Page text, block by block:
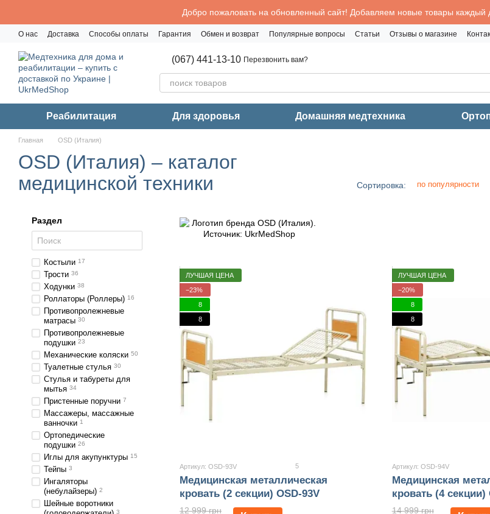
Добро пожаловать на обновленный сайт! Добавляем новые товары каждый
О нас Доставка Способы оплаты Гарантия Обмен и возврат Популярные вопросы Статьи Отзывы о магазине
(067) 441-13-10 Перезвонить вам?
Реабилитация Для здоровья Домашняя медтехника
Главная OSD (Италия)
OSD (Италия) – каталог
медицинской техники
Сортировка: по популярности
ЛУЧШАЯ ЦЕНА
−23%
8
8
Артикул: OSD-93V 5
Медицинская металлическая
кровать (2 секции) OSD-93V
12 999 грн
ЛУЧШАЯ ЦЕНА
−20%
8
8
Артикул: OSD-94V
Медицинская
кровать (4 секции)
14 999 грн
Раздел
Костыли 17
Трости 36
Ходунки 38
Роллаторы (Роллеры) 16
Противопролежневые
матрасы 30
Противопролежневые
подушки 23
Механические коляски 50
Туалетные стулья 30
Стулья и табуреты для
мытья 34
Пристенные поручни 7
Массажеры, массажные
ванночки 1
Ортопедические
подушки 26
Иглы для акупунктуры 15
Тейпы 3
Ингаляторы
(небулайзеры) 2
Шейные воротники
3